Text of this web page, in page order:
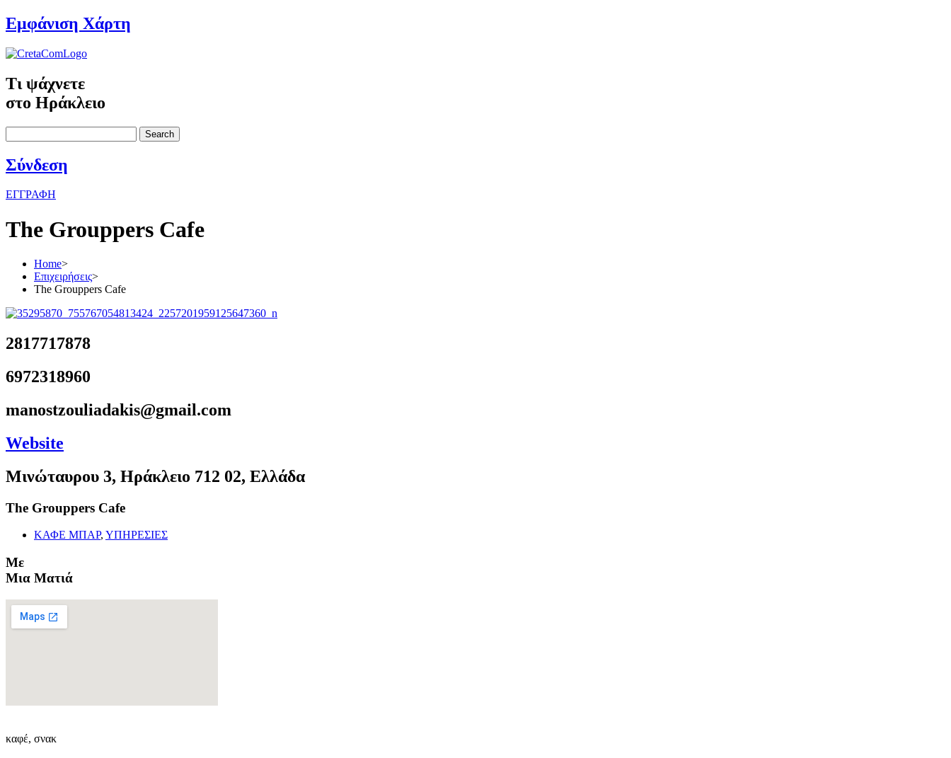
Εμφάνιση Χάρτη
Τι ψάχνετε
στο Ηράκλειο
Search
Σύνδεση
ΕΓΓΡΑΦΗ
The Grouppers Cafe
Home>
Επιχειρήσεις>
The Grouppers Cafe
2817717878
6972318960
manostzouliadakis@gmail.com
Website
Μινώταυρου 3, Ηράκλειο 712 02, Ελλάδα
The Grouppers Cafe
ΚΑΦΕ ΜΠΑΡ, ΥΠΗΡΕΣΙΕΣ
Με
Μια Ματιά
καφέ, σνακ